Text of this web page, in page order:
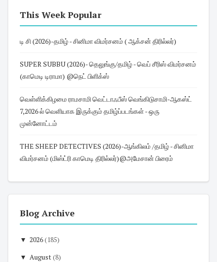
This Week Popular
டி சி (2026)-தமிழ் - சினிமா விமர்சனம் ( ஆக்சன் திரில்லர்)
SUPER SUBBU (2026)- தெலுங்கு/தமிழ் - வெப் சீரிஸ் விமர்சனம்
(காமெடி டிராமா) @நெட் பிளிக்ஸ்
வெள்ளிக்கிழமை ராமசாமி வெட்டாஃபீஸ் வெங்கிடுசாமி-ஆகஸ்ட்
7,2026 ல் வெளியாக இருக்கும் தமிழ்ப்படங்கள் - ஒரு
முன்னோட்டம்
THE SHEEP DETECTIVES (2026)-ஆங்கிலம் /தமிழ் - சினிமா
விமர்சனம் (மிஸ்ட்ரி காமெடி திரில்லர்)@அமேசான் பிரைம்
Blog Archive
▼ 2026(185)
▼ August(8)